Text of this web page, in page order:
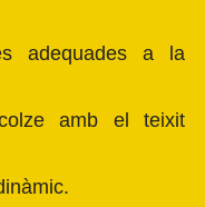
adequades a la
amb el teixit